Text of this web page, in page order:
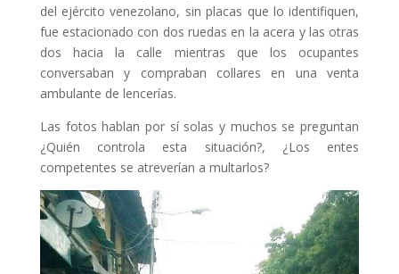
del ejército venezolano, sin placas que lo identifiquen,
fue estacionado con dos ruedas en la acera y las otras
dos hacia la calle mientras que los ocupantes
conversaban y compraban collares en una venta
ambulante de lencerías.
Las fotos hablan por sí solas y muchos se preguntan
¿Quién controla esta situación?, ¿Los entes
competentes se atreverían a multarlos?